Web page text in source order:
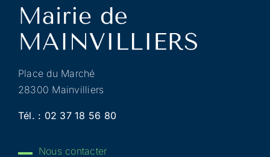
Place du Marché
28300 Mainvilliers
Tél. : 02 37 18 56 80
Nous contacter